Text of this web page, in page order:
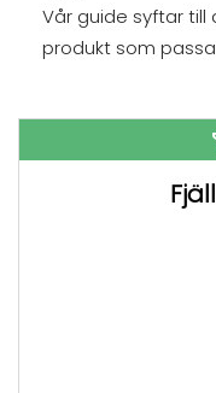
Vår guide syftar
produkt som